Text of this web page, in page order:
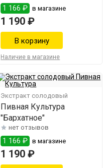
1 166 ₽ в магазине
1 190 ₽
Наличие в магазине
Экстракт солодовый
Пивная Культура
"Бархатное"
нет отзывов
1 166 ₽ в магазине
1 190 ₽